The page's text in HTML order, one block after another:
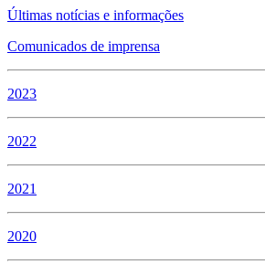
Últimas notícias e informações
Comunicados de imprensa
2023
2022
2021
2020